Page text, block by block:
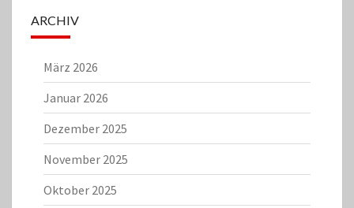
ARCHIV
März 2026
Januar 2026
Dezember 2025
November 2025
Oktober 2025